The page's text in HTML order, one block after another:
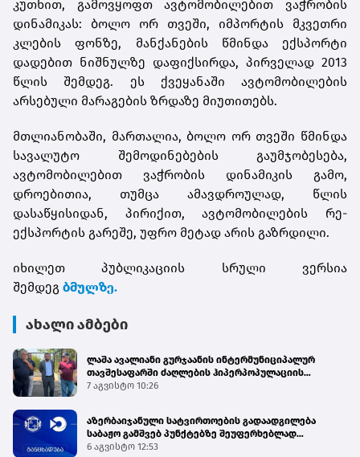
კუთხით, გამოვყოფთ ავტომობილებით ვაჭრობის
დინამიკას: ბოლო ორ თვეში, იმპორტის მკვეთრი
კლების ფონზე, მანქანების წმინდა ექსპორტი
დადებით ნიშნულზე დაფიქსირდა, პირველად 2013
წლის შემდეგ. ეს ქვეყანაში ავტომობილების
არსებული მარაგების ზრდაზე მიუთითებს.
მთლიანობაში, მართალია, ბოლო ორ თვეში წმინდა
სავალუტო შემოდინებების გაუმჯობესება,
ავტომობილებით ვაჭრობის დინამიკის გამო,
დროებითია, თუმცა ამავდროულად, წლის
დასაწყისიდან, პირიქით, ავტომობილების რე-
ექსპორტის გარეშე, უფრო მეტად არის გაზრდილი.
იხილეთ პუბლიკაციის სრული ვერსია
შემდეგ ბმულზე.
ახალი ამბები
ლაშა ავალიანი გურჯაანის ინტერმუნიციპალურ
თავშესაფარში ძაღლების ჰიპერპოპულაციის
მართვის პროგრამის მიმდინარეობას გაეცნო
7 აგვისტო 10:26
აზერბაიჯანული სატვირთოების გადაადგილება
საბაჟო გამშვებ პუნქტებზე შეუფერხებლად
მიმდინარეობს - შემოსავლების სამსახური
6 აგვისტო 12:53